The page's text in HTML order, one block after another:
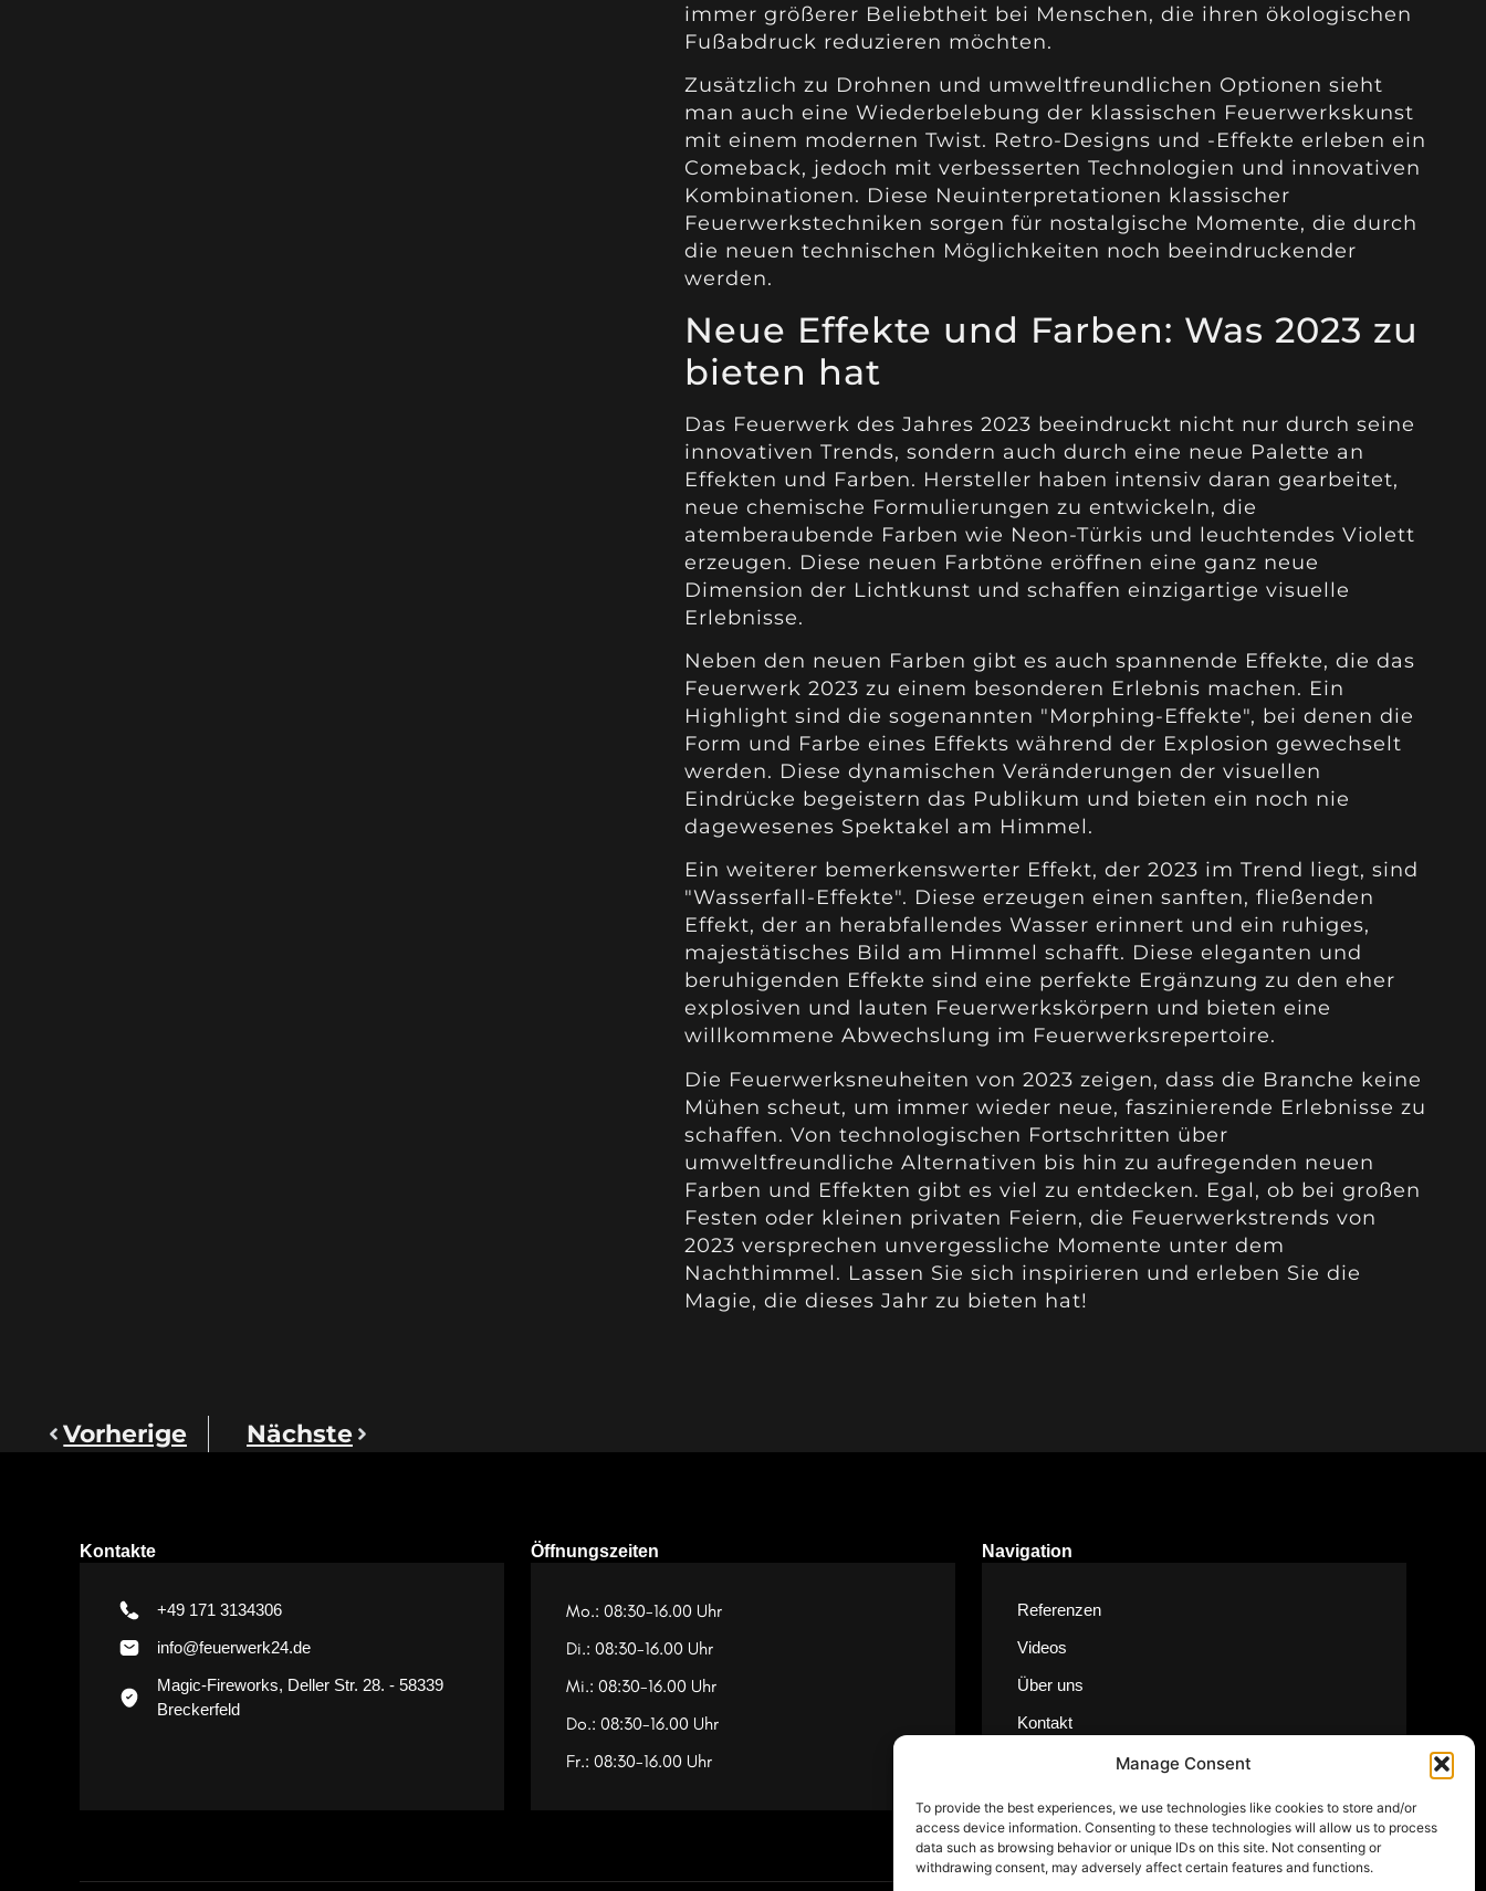
Manage Consent
To provide the best experiences, we use technologies like cookies to store and/or
access device information. Consenting to these technologies will allow us to process
data such as browsing behavior or unique IDs on this site. Not consenting or
withdrawing consent, may adversely affect certain features and functions.
immer größerer Beliebtheit bei Menschen, die ihren ökologischen
Fußabdruck reduzieren möchten.
Zusätzlich zu Drohnen und umweltfreundlichen Optionen sieht
man auch eine Wiederbelebung der klassischen Feuerwerkskunst
mit einem modernen Twist. Retro-Designs und -Effekte erleben ein
Comeback, jedoch mit verbesserten Technologien und innovativen
Kombinationen. Diese Neuinterpretationen klassischer
Feuerwerkstechniken sorgen für nostalgische Momente, die durch
die neuen technischen Möglichkeiten noch beeindruckender
werden.
Neue Effekte und Farben: Was 2023 zu
bieten hat
Das Feuerwerk des Jahres 2023 beeindruckt nicht nur durch seine
innovativen Trends, sondern auch durch eine neue Palette an
Effekten und Farben. Hersteller haben intensiv daran gearbeitet,
neue chemische Formulierungen zu entwickeln, die
atemberaubende Farben wie Neon-Türkis und leuchtendes Violett
erzeugen. Diese neuen Farbtöne eröffnen eine ganz neue
Dimension der Lichtkunst und schaffen einzigartige visuelle
Erlebnisse.
Neben den neuen Farben gibt es auch spannende Effekte, die das
Feuerwerk 2023 zu einem besonderen Erlebnis machen. Ein
Highlight sind die sogenannten "Morphing-Effekte", bei denen die
Form und Farbe eines Effekts während der Explosion gewechselt
werden. Diese dynamischen Veränderungen der visuellen
Eindrücke begeistern das Publikum und bieten ein noch nie
dagewesenes Spektakel am Himmel.
Ein weiterer bemerkenswerter Effekt, der 2023 im Trend liegt, sind
"Wasserfall-Effekte". Diese erzeugen einen sanften, fließenden
Effekt, der an herabfallendes Wasser erinnert und ein ruhiges,
majestätisches Bild am Himmel schafft. Diese eleganten und
beruhigenden Effekte sind eine perfekte Ergänzung zu den eher
explosiven und lauten Feuerwerkskörpern und bieten eine
willkommene Abwechslung im Feuerwerksrepertoire.
Die Feuerwerksneuheiten von 2023 zeigen, dass die Branche keine
Mühen scheut, um immer wieder neue, faszinierende Erlebnisse zu
schaffen. Von technologischen Fortschritten über
umweltfreundliche Alternativen bis hin zu aufregenden neuen
Farben und Effekten gibt es viel zu entdecken. Egal, ob bei großen
Festen oder kleinen privaten Feiern, die Feuerwerkstrends von
2023 versprechen unvergessliche Momente unter dem
Nachthimmel. Lassen Sie sich inspirieren und erleben Sie die
Magie, die dieses Jahr zu bieten hat!
Vorherige Nächste
Kontakte
+49 171 3134306
info@feuerwerk24.de
Magic-Fireworks, Deller Str. 28. - 58339
Breckerfeld
Öffnungszeiten
Mo.: 08:30-16.00 Uhr
Di.: 08:30-16.00 Uhr
Mi.: 08:30-16.00 Uhr
Do.: 08:30-16.00 Uhr
Fr.: 08:30-16.00 Uhr
Navigation
Referenzen
Videos
Über uns
Kontakt